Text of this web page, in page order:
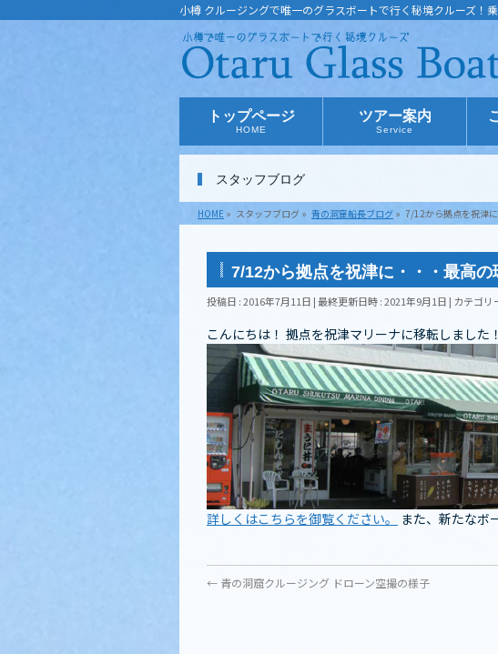
小樽 クルージングで唯一のグラスボートで行く秘境クルーズ！
トップページ
HOME
ツアー案内
Service
スタッフブログ
HOME » スタッフブログ » 青の洞窟船長ブログ » 7/12から拠点を祝津
7/12から拠点を祝津に・・・最高の
投稿日 : 2016年7月11日 最終更新日時 : 2021年9月1日 カテゴリ
こんにちは！ 拠点を祝津マリーナに移転しました
詳しくはこちらを御覧ください。 また、新たなボ
← 青の洞窟クルージング ドローン空撮の様子